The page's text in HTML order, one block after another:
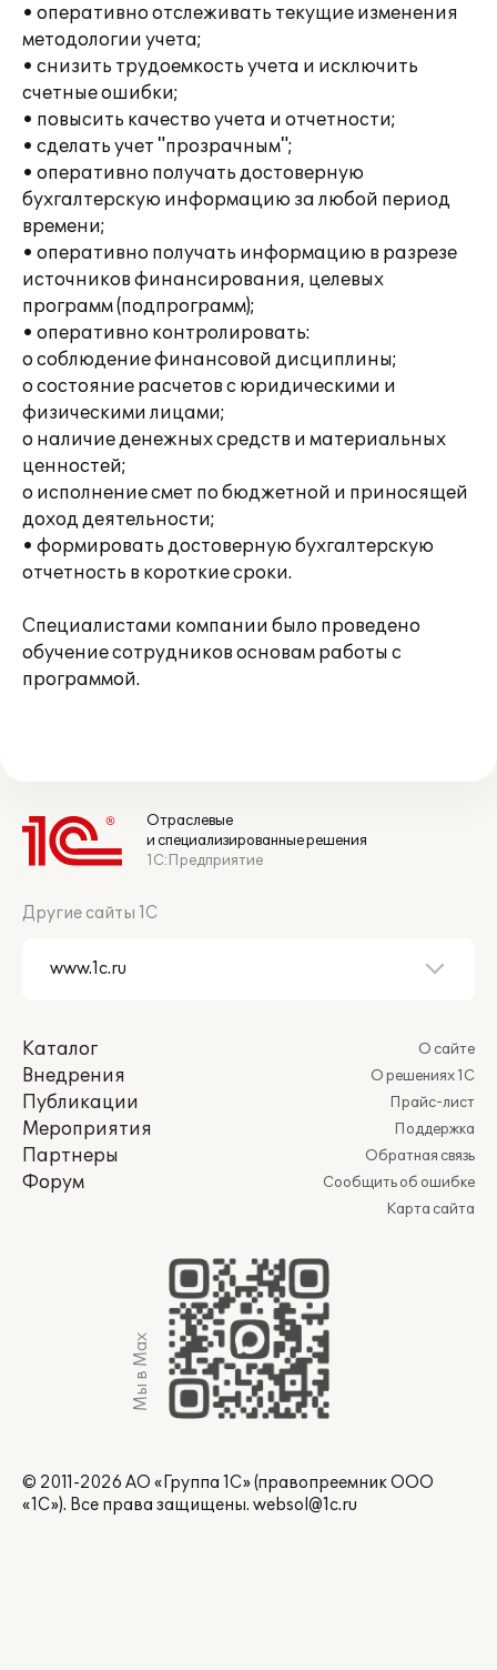
• оперативно отслеживать текущие изменения
методологии учета;
• снизить трудоемкость учета и исключить
счетные ошибки;
• повысить качество учета и отчетности;
• сделать учет "прозрачным";
• оперативно получать достоверную
бухгалтерскую информацию за любой период
времени;
• оперативно получать информацию в разрезе
источников финансирования, целевых
программ (подпрограмм);
• оперативно контролировать:
o соблюдение финансовой дисциплины;
o состояние расчетов с юридическими и
физическими лицами;
o наличие денежных средств и материальных
ценностей;
o исполнение смет по бюджетной и приносящей
доход деятельности;
• формировать достоверную бухгалтерскую
отчетность в короткие сроки.
Специалистами компании было проведено
обучение сотрудников основам работы с
программой.
Отраслевые
и специализированные решения
1С:Предприятие
Другие сайты 1С
Каталог
Внедрения
Публикации
Мероприятия
Партнеры
Форум
О сайте
О решениях 1С
Прайс-лист
Поддержка
Обратная связь
Сообщить об ошибке
Карта сайта
Мы в Max
© 2011-2026 АО «Группа 1С» (правопреемник ООО
«1С»). Все права защищены. websol@1c.ru